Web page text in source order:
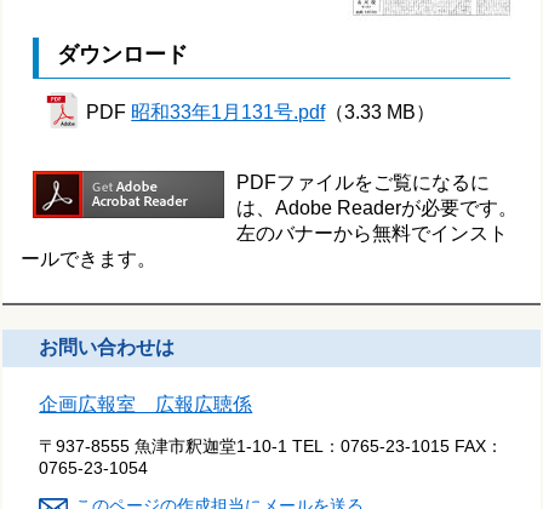
ダウンロード
PDF 昭和33年1月131号.pdf（3.33 MB）
PDFファイルをご覧になるに
は、Adobe Readerが必要です。
左のバナーから無料でインスト
ールできます。
お問い合わせは
企画広報室 広報広聴係
〒937-8555 魚津市釈迦堂1-10-1 TEL：0765-23-1015 FAX：
0765-23-1054